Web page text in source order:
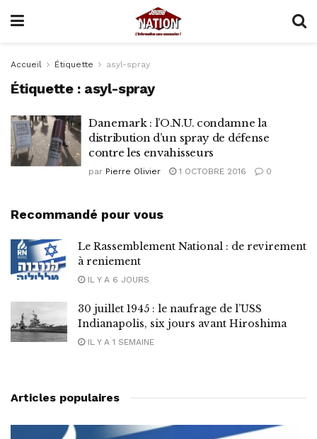
Accueil Étiquette asyl-spray
Étiquette : asyl-spray
Danemark : l’O.N.U. condamne la
distribution d’un spray de défense
contre les envahisseurs
par Pierre Olivier 1 OCTOBRE 2016 0
Recommandé pour vous
Le Rassemblement National : de revirement
à reniement
IL Y A 6 JOURS
30 juillet 1945 : le naufrage de l’USS
Indianapolis, six jours avant Hiroshima
IL Y A 1 SEMAINE
Articles populaires